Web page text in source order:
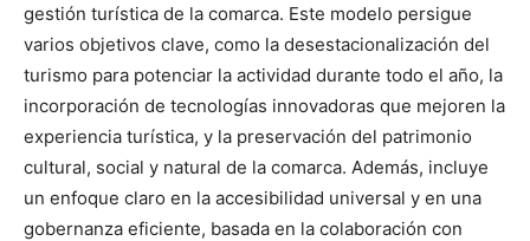
gestión turística de la comarca. Este modelo persigue
varios objetivos clave, como la desestacionalización del
turismo para potenciar la actividad durante todo el año, la
incorporación de tecnologías innovadoras que mejoren la
experiencia turística, y la preservación del patrimonio
cultural, social y natural de la comarca. Además, incluye
un enfoque claro en la accesibilidad universal y en una
gobernanza eficiente, basada en la colaboración con